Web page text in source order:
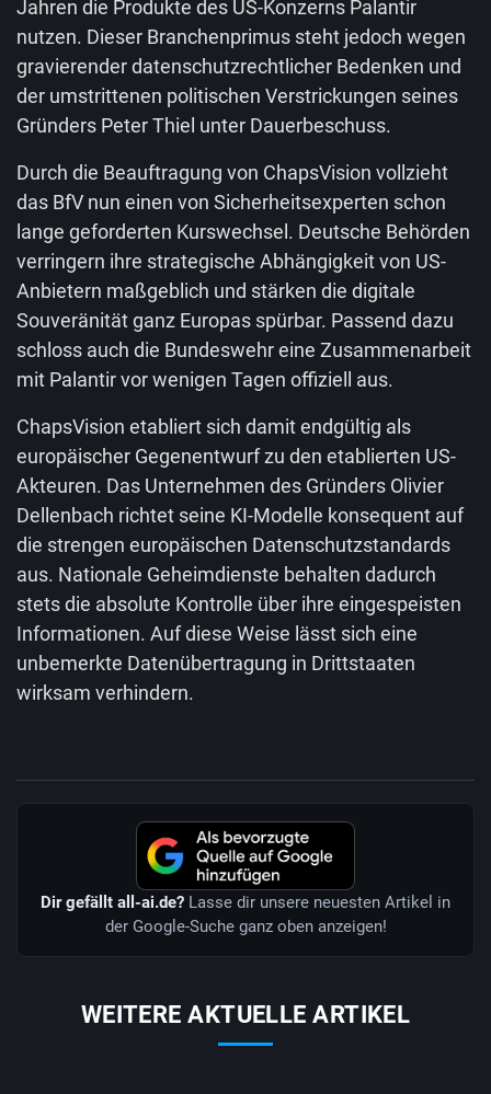
Jahren die Produkte des US-Konzerns Palantir
nutzen. Dieser Branchenprimus steht jedoch wegen
gravierender datenschutzrechtlicher Bedenken und
der umstrittenen politischen Verstrickungen seines
Gründers Peter Thiel unter Dauerbeschuss.
Durch die Beauftragung von ChapsVision vollzieht
das BfV nun einen von Sicherheitsexperten schon
lange geforderten Kurswechsel. Deutsche Behörden
verringern ihre strategische Abhängigkeit von US-
Anbietern maßgeblich und stärken die digitale
Souveränität ganz Europas spürbar. Passend dazu
schloss auch die Bundeswehr eine Zusammenarbeit
mit Palantir vor wenigen Tagen offiziell aus.
ChapsVision etabliert sich damit endgültig als
europäischer Gegenentwurf zu den etablierten US-
Akteuren. Das Unternehmen des Gründers Olivier
Dellenbach richtet seine KI-Modelle konsequent auf
die strengen europäischen Datenschutzstandards
aus. Nationale Geheimdienste behalten dadurch
stets die absolute Kontrolle über ihre eingespeisten
Informationen. Auf diese Weise lässt sich eine
unbemerkte Datenübertragung in Drittstaaten
wirksam verhindern.
Dir gefällt all-ai.de? Lasse dir unsere neuesten Artikel in
der Google-Suche ganz oben anzeigen!
WEITERE AKTUELLE ARTIKEL